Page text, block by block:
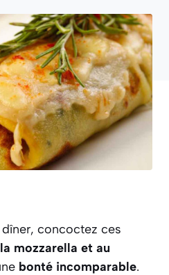
concoctez ces
mozzarella et au
bonté incomparable.